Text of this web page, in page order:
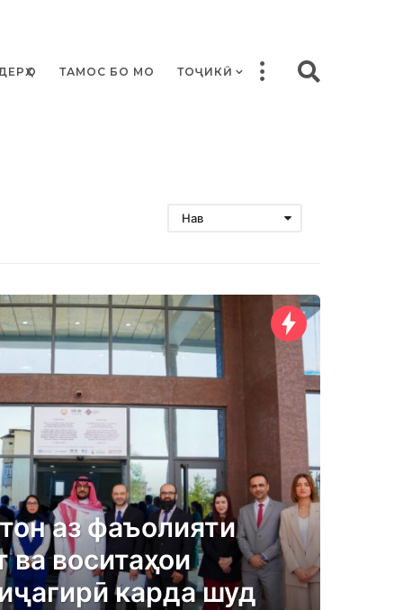
ТАМОС БО МО ТОҶИКӢ
Нав
аз фаъолияти
ва воситаҳои
карда шуд